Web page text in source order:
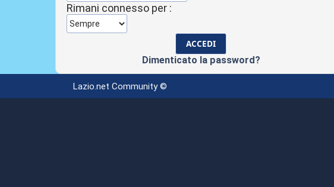
Rimani connesso per :
Dimenticato la password?
Lazio.net Community ©